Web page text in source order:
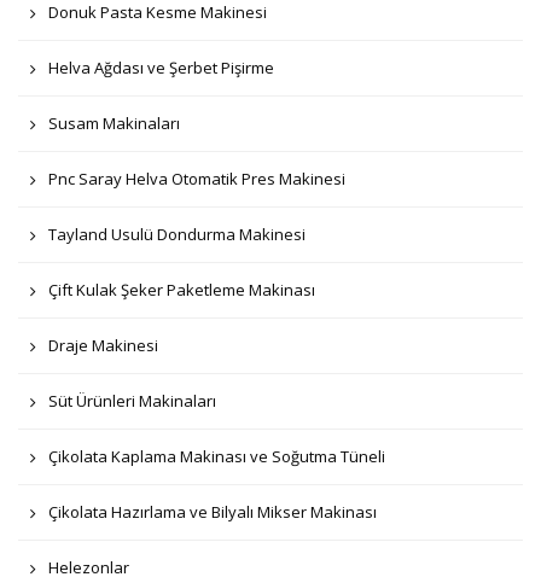
Donuk Pasta Kesme Makinesi
Helva Ağdası ve Şerbet Pişirme
Susam Makinaları
Pnc Saray Helva Otomatik Pres Makinesi
Tayland Usulü Dondurma Makinesi
Çift Kulak Şeker Paketleme Makinası
Draje Makinesi
Süt Ürünleri Makinaları
Çikolata Kaplama Makinası ve Soğutma Tüneli
Çikolata Hazırlama ve Bilyalı Mikser Makinası
Helezonlar